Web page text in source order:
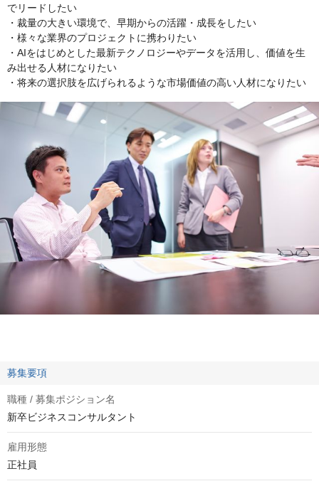
でリードしたい
・裁量の大きい環境で、早期からの活躍・成長をしたい
・様々な業界のプロジェクトに携わりたい
・AIをはじめとした最新テクノロジーやデータを活用し、価値を生
み出せる人材になりたい
・将来の選択肢を広げられるような市場価値の高い人材になりたい
募集要項
職種 / 募集ポジション名
新卒ビジネスコンサルタント
雇用形態
正社員